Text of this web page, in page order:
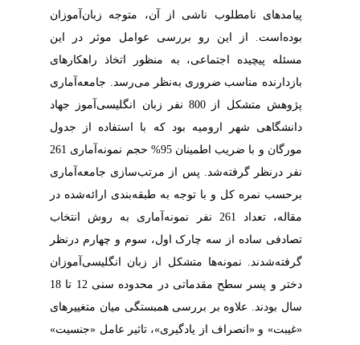
پیامدهای نامطلوب ناشی از آن، متوجه زبان‌آموزان
بوده‌است. از این رو بررسی عوامل موثر در این
مسئله پیچیده اجتماعی، به منظور اتخاذ راهکار‌های
بازدارنده مناسب ضروری به‌نظر می‌رسد. جامعه‌آماری
پژوهش متشکل از 800 نفر زبان‌ انگلیسی‌آموز جهاد
دانشگاهی شهر ارومیه بود که با استفاده از جدول
مورگان و با ضریب اطمینان 95% حجم نمونه‌آماری 261
نفر در‌نظر گرفته‌شد. پس از مرتب‌سازی جامعه‌آماری
برحسب نمره کل و با توجه به طبقه‌بندی ارائه‌شده در
مقاله، تعداد 261 نفر نمونه‌آماری به روش انتخاب
تصادفی ساده از سه چارک اول، سوم و چهارم در‌نظر
گرفته‌شدند. نمونه‌ها متشکل از زبان‌ انگلیسی‌آموزان
دختر و پسر سطح مقدماتی در محدوده سنی 12 تا 18
سال بودند. علاوه بر بررسی همبستگی میان متغییرهای
«غیبت» و «انصراف از یادگیری»، تاثیر عامل «جنسیت»